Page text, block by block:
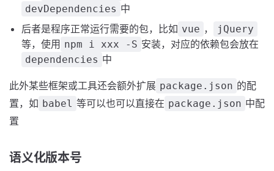
devDependencies 中
后者是程序正常运行需要的包，比如 vue ， jQuery
等，使用 npm i xxx -S 安装，对应的依赖包会放在
dependencies 中
此外某些框架或工具还会额外扩展 package.json 的配
置，如 babel 等可以也可以直接在 package.json 中配
置
语义化版本号